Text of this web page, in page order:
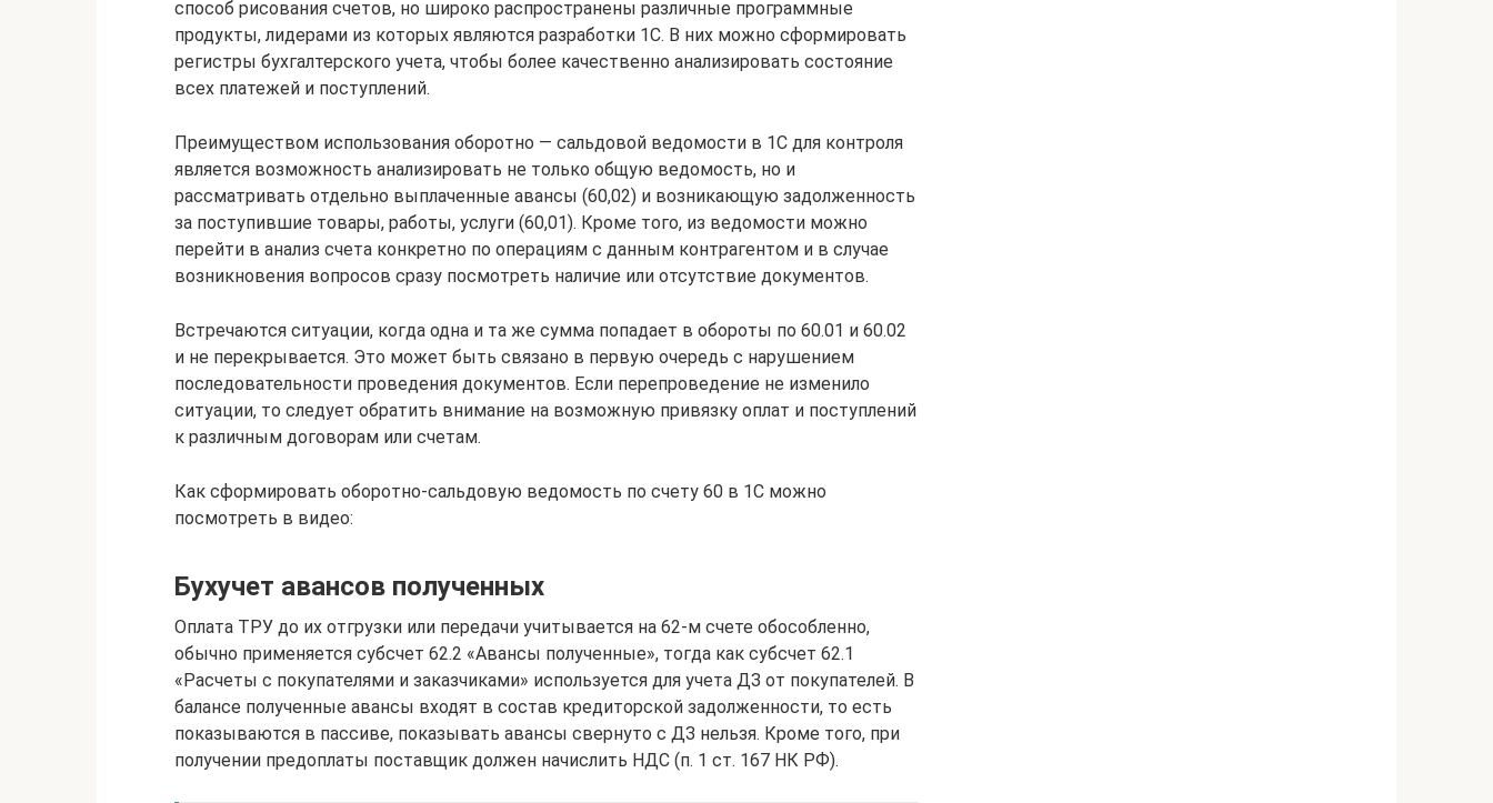
способ рисования счетов, но широко распространены различные программные
продукты, лидерами из которых являются разработки 1С. В них можно сформировать
регистры бухгалтерского учета, чтобы более качественно анализировать состояние
всех платежей и поступлений.
Преимуществом использования оборотно — сальдовой ведомости в 1С для контроля
является возможность анализировать не только общую ведомость, но и
рассматривать отдельно выплаченные авансы (60,02) и возникающую задолженность
за поступившие товары, работы, услуги (60,01). Кроме того, из ведомости можно
перейти в анализ счета конкретно по операциям с данным контрагентом и в случае
возникновения вопросов сразу посмотреть наличие или отсутствие документов.
Встречаются ситуации, когда одна и та же сумма попадает в обороты по 60.01 и 60.02
и не перекрывается. Это может быть связано в первую очередь с нарушением
последовательности проведения документов. Если перепроведение не изменило
ситуации, то следует обратить внимание на возможную привязку оплат и поступлений
к различным договорам или счетам.
Как сформировать оборотно-сальдовую ведомость по счету 60 в 1С можно
посмотреть в видео:
Бухучет авансов полученных
Оплата ТРУ до их отгрузки или передачи учитывается на 62-м счете обособленно,
обычно применяется субсчет 62.2 «Авансы полученные», тогда как субсчет 62.1
«Расчеты с покупателями и заказчиками» используется для учета ДЗ от покупателей. В
балансе полученные авансы входят в состав кредиторской задолженности, то есть
показываются в пассиве, показывать авансы свернуто с ДЗ нельзя. Кроме того, при
получении предоплаты поставщик должен начислить НДС (п. 1 ст. 167 НК РФ).